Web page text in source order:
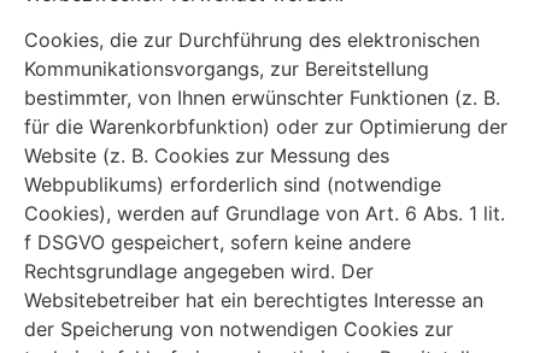
Cookies, die zur Durchführung des elektronischen
Kommunikationsvorgangs, zur Bereitstellung
bestimmter, von Ihnen erwünschter Funktionen (z. B.
für die Warenkorbfunktion) oder zur Optimierung der
Website (z. B. Cookies zur Messung des
Webpublikums) erforderlich sind (notwendige
Cookies), werden auf Grundlage von Art. 6 Abs. 1 lit.
f DSGVO gespeichert, sofern keine andere
Rechtsgrundlage angegeben wird. Der
Websitebetreiber hat ein berechtigtes Interesse an
der Speicherung von notwendigen Cookies zur